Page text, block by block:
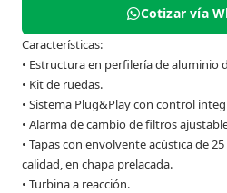
Cotizar vía
Características:
• Estructura en perfilería de aluminio
• Kit de ruedas.
• Sistema Plug&Play con control
• Alarma de cambio de filtros
• Tapas con envolvente acústica de
calidad, en chapa prelacada.
• Turbina a reacción.